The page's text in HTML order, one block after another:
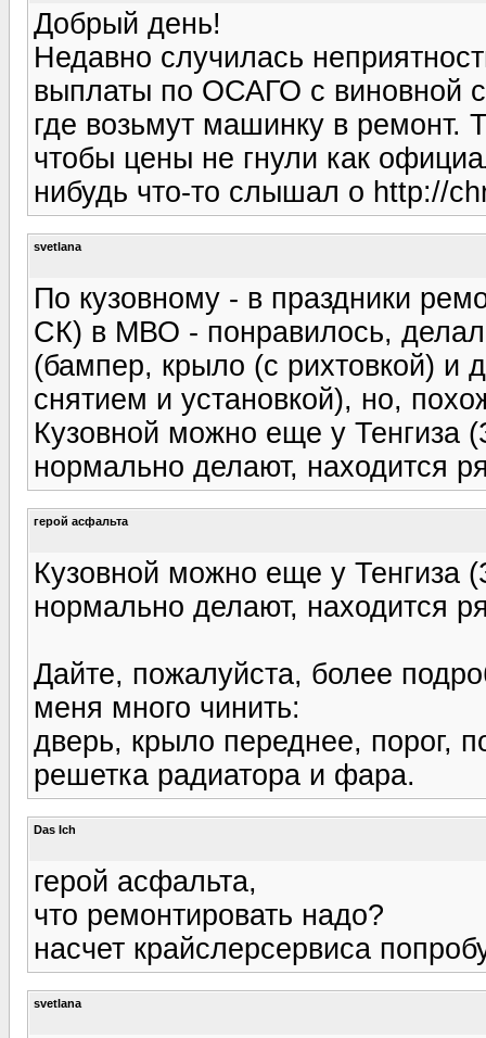
Добрый день!
Недавно случилась
выплаты по ОСАГО с виновной
где возьмут машинку в ремонт.
чтобы цены не гнули как
нибудь что-то слышал о http://
svetlana
По кузовному - в праздники
СК) в МВО - понравилось,
(бампер, крыло (с рихтовкой) и
снятием и установкой), но,
Кузовной можно еще у Тенгиза
нормально делают, находится
герой асфальта
Кузовной можно еще у Тенгиза
нормально делают, находится
Дайте, пожалуйста, более
меня много чинить:
дверь, крыло переднее, порог,
решетка радиатора и фара.
Das Ich
герой асфальта,
что ремонтировать надо?
насчет крайслерсервиса
svetlana